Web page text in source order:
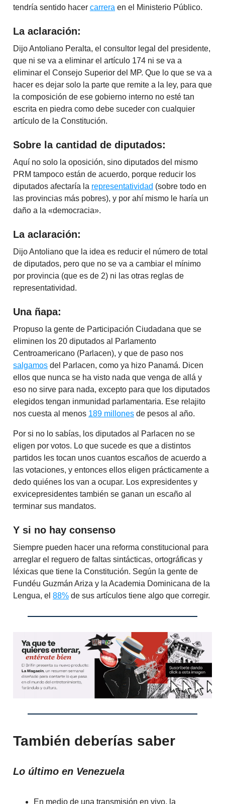
tendría sentido hacer carrera en el Ministerio Público.
La aclaración:
Dijo Antoliano Peralta, el consultor legal del presidente,
que ni se va a eliminar el artículo 174 ni se va a
eliminar el Consejo Superior del MP. Que lo que se va a
hacer es dejar solo la parte que remite a la ley, para que
la composición de ese gobierno interno no esté tan
escrita en piedra como debe suceder con cualquier
artículo de la Constitución.
Sobre la cantidad de diputados:
Aquí no solo la oposición, sino diputados del mismo
PRM tampoco están de acuerdo, porque reducir los
diputados afectaría la representatividad (sobre todo en
las provincias más pobres), y por ahí mismo le haría un
daño a la «democracia».
La aclaración:
Dijo Antoliano que la idea es reducir el número de total
de diputados, pero que no se va a cambiar el mínimo
por provincia (que es de 2) ni las otras reglas de
representatividad.
Una ñapa:
Propuso la gente de Participación Ciudadana que se
eliminen los 20 diputados al Parlamento
Centroamericano (Parlacen), y que de paso nos
salgamos del Parlacen, como ya hizo Panamá. Dicen
ellos que nunca se ha visto nada que venga de allá y
eso no sirve para nada, excepto para que los diputados
elegidos tengan inmunidad parlamentaria. Ese relajito
nos cuesta al menos 189 millones de pesos al año.
Por si no lo sabías, los diputados al Parlacen no se
eligen por votos. Lo que sucede es que a distintos
partidos les tocan unos cuantos escaños de acuerdo a
las votaciones, y entonces ellos eligen prácticamente a
dedo quiénes los van a ocupar. Los expresidentes y
exvicepresidentes también se ganan un escaño al
terminar sus mandatos.
Y si no hay consenso
Siempre pueden hacer una reforma constitucional para
arreglar el reguero de faltas sintácticas, ortográficas y
léxicas que tiene la Constitución. Según la gente de
Fundéu Guzmán Ariza y la Academia Dominicana de la
Lengua, el 88% de sus artículos tiene algo que corregir.
También deberías saber
Lo último en Venezuela
En medio de una transmisión en vivo, la